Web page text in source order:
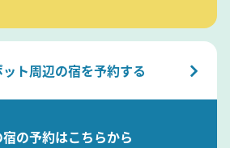
ト周辺の宿を予約する
の予約はこちらから